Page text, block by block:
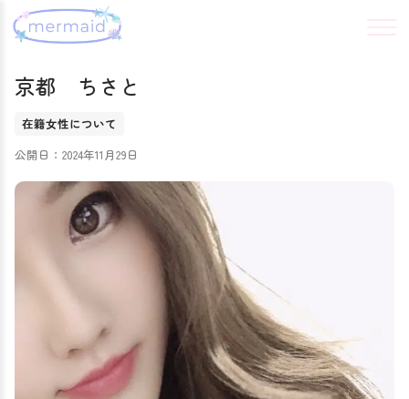
京都 ちさと
在籍女性について
公開日：2024年11月29日